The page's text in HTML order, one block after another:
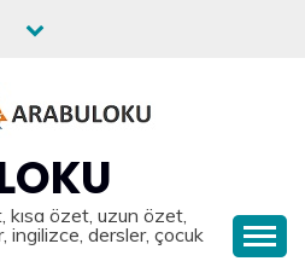
özet, uzun özet,
ingilizce, dersler, çocuk